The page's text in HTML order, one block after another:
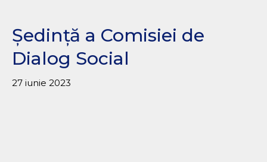
Ședință a Comisiei de
Dialog Social
27 iunie 2023